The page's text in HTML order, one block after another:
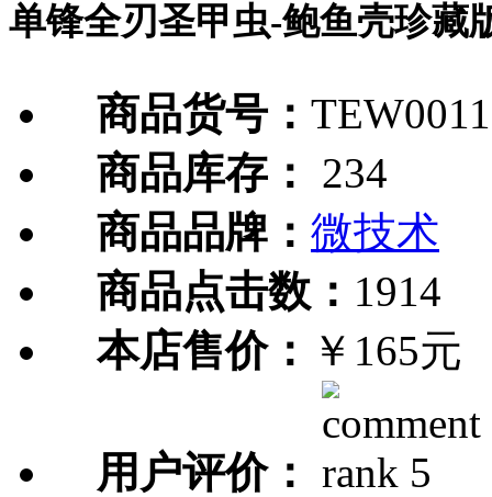
单锋全刃圣甲虫-鲍鱼壳珍藏
商品货号：
商品库存：
234
商品品牌： 微技术
商品点击数： 1914
本店售价： ￥165元
用户评价：